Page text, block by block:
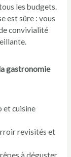
les budgets.
est sûre : vous
convivialité
gastronomie
et cuisine
revisités et
à déguster